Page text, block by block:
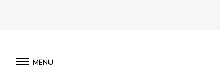
MENU